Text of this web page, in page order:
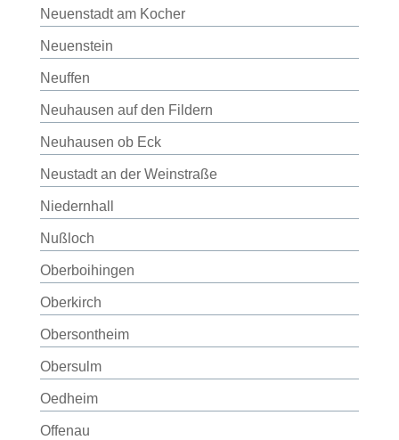
Neuenstadt am Kocher
Neuenstein
Neuffen
Neuhausen auf den Fildern
Neuhausen ob Eck
Neustadt an der Weinstraße
Niedernhall
Nußloch
Oberboihingen
Oberkirch
Obersontheim
Obersulm
Oedheim
Offenau